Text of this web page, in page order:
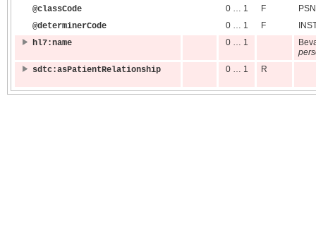
@classCode
0 … 1 F
PSN
@determinerCode
0 … 1 F
hl7:name
0 … 1
sdtc:asPatientRelationship
0 … 1 R